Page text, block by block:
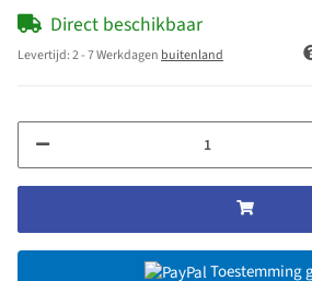
Direct beschikbaar
Levertijd:2 - 7 Werkdagen buitenland
Toestemming